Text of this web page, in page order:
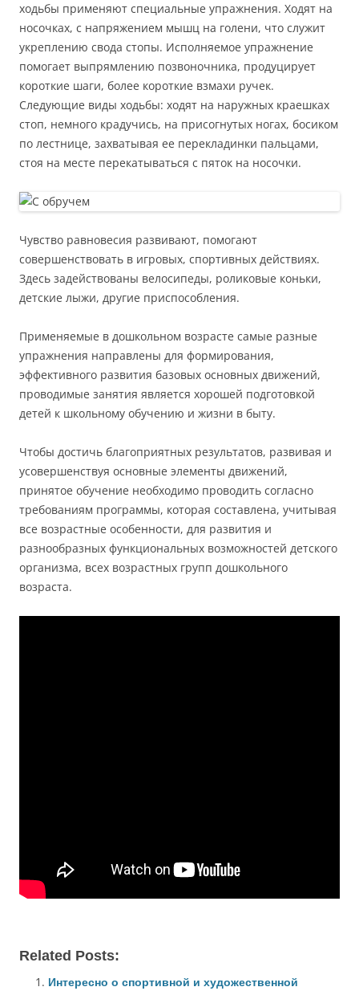
ходьбы применяют специальные упражнения. Ходят на
носочках, с напряжением мышц на голени, что служит
укреплению свода стопы. Исполняемое упражнение
помогает выпрямлению позвоночника, продуцирует
короткие шаги, более короткие взмахи ручек.
Следующие виды ходьбы: ходят на наружных краешках
стоп, немного крадучись, на присогнутых ногах, босиком
по лестнице, захватывая ее перекладинки пальцами,
стоя на месте перекатываться с пяток на носочки.
Чувство равновесия развивают, помогают
совершенствовать в игровых, спортивных действиях.
Здесь задействованы велосипеды, роликовые коньки,
детские лыжи, другие приспособления.
Применяемые в дошкольном возрасте самые разные
упражнения направлены для формирования,
эффективного развития базовых основных движений,
проводимые занятия является хорошей подготовкой
детей к школьному обучению и жизни в быту.
Чтобы достичь благоприятных результатов, развивая и
усовершенствуя основные элементы движений,
принятое обучение необходимо проводить согласно
требованиям программы, которая составлена, учитывая
все возрастные особенности, для развития и
разнообразных функциональных возможностей детского
организма, всех возрастных групп дошкольного
возраста.
Related Posts:
Интересно о спортивной и художественной